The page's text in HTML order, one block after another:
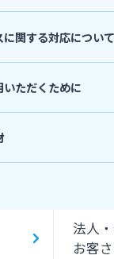
関する対応について
ただくために
法人
お客